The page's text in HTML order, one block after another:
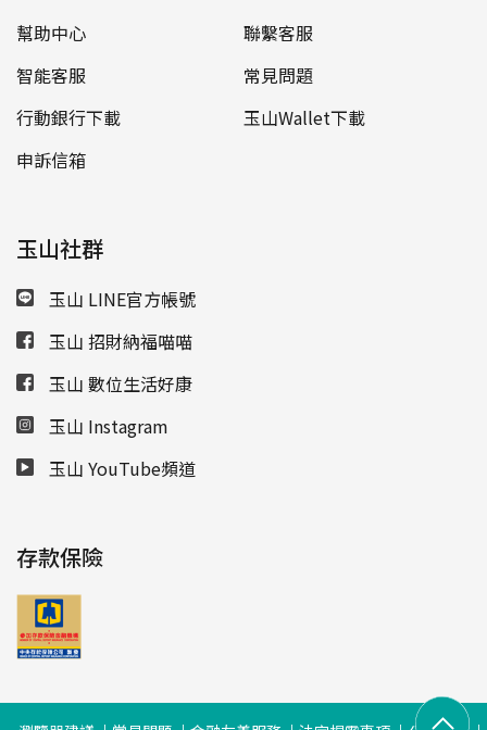
幫助中心
聯繫客服
智能客服
常見問題
行動銀行下載
玉山Wallet下載
申訴信箱
玉山社群
玉山 LINE官方帳號
玉山 招財納福喵喵
玉山 數位生活好康
玉山 Instagram
玉山 YouTube頻道
存款保險